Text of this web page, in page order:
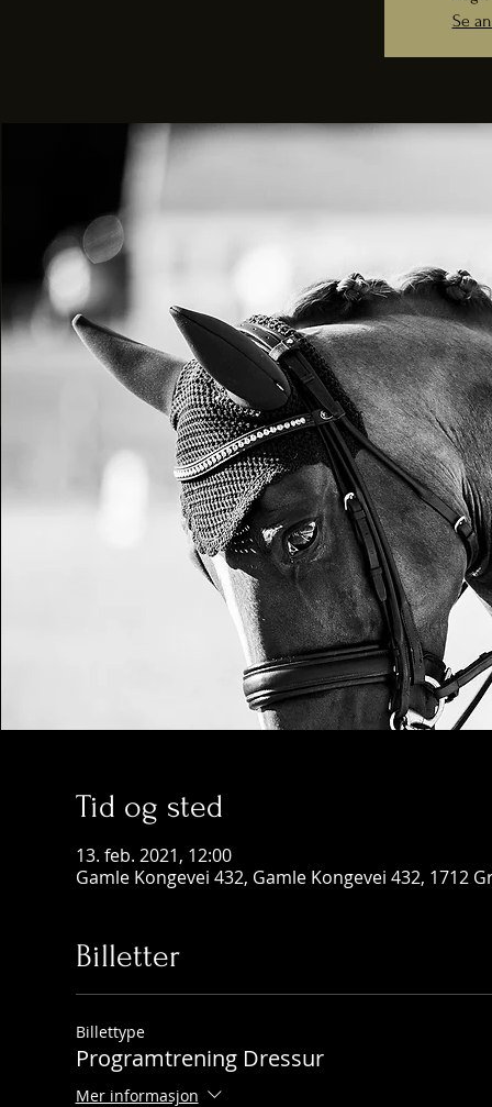
Se
Tid og sted
13. feb. 2021, 12:00
Gamle Kongevei 432, Gamle Kongevei 432, 1712
Billetter
Billettype
Programtrening Dressur
Mer informasjon